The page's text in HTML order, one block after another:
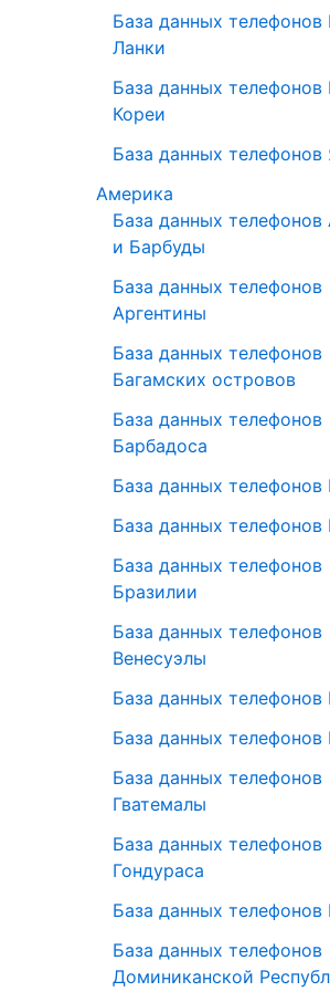
База данных
Ланки
База данных
Кореи
База данных телефонов
Америка
База данных телефонов
и Барбуды
База данных телефонов
Аргентины
База данных телефонов
Багамских островов
База данных телефонов
Барбадоса
База данных телефонов
База данных телефонов
База данных телефонов
Бразилии
База данных телефонов
Венесуэлы
База данных телефонов
База данных телефонов
База данных телефонов
Гватемалы
База данных телефонов
Гондураса
База данных телефонов
База данных телефонов
Доминиканской